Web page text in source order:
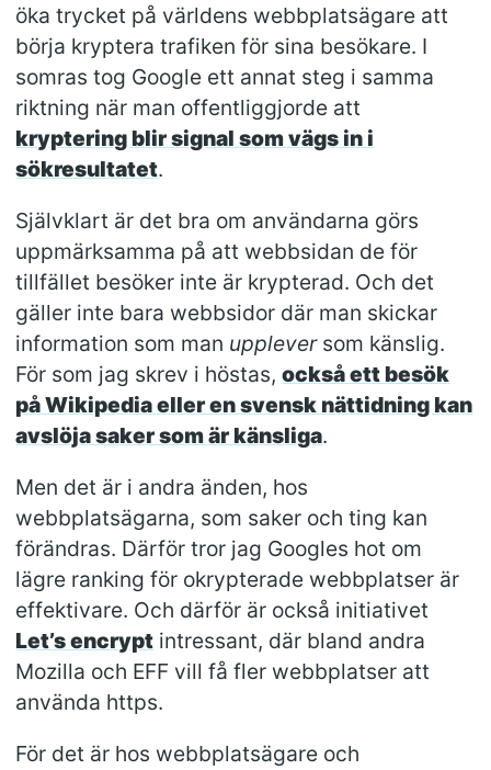
öka trycket på världens webbplatsägare att
börja kryptera trafiken för sina besökare. I
somras tog Google ett annat steg i samma
riktning när man offentliggjorde att
kryptering blir signal som vägs in i
sökresultatet.
Självklart är det bra om användarna görs
uppmärksamma på att webbsidan de för
tillfället besöker inte är krypterad. Och det
gäller inte bara webbsidor där man skickar
information som man uppleversom känslig.
För som jag skrev i höstas,också ett besök
på Wikipedia eller en svensk nättidning kan
avslöja saker som är känsliga.
Men det är i andra änden, hos
webbplatsägarna, som saker och ting kan
förändras. Därför tror jag Googles hot om
lägre ranking för okrypterade webbplatser är
effektivare. Och därför är också initiativet
Let’s encrypt intressant, där bland andra
Mozilla och EFF vill få fler webbplatser att
använda https.
För det är hos webbplatsägare och